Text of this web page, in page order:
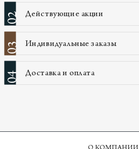
02 Действующие акции
03 Индивидуальные заказы
04 Доставка и оплата